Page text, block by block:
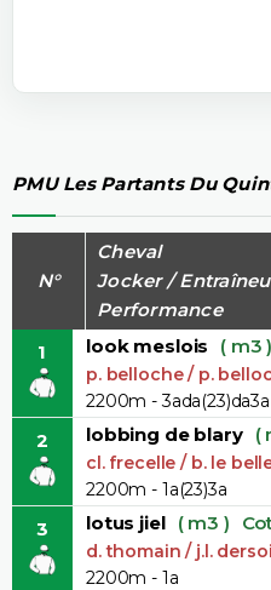
PMU Les Partants Du
N°
Cheval
Jocker /
Performance
1
look meslois ( m3 )
p. belloche / p.
2200m - 3ada(23)da3a
2 lobbing de blary (
cl. frecelle / b. le
2200m - 1a(23)3a
3 lotus jiel ( m3 )
d. thomain / j.l.
2200m - 1a